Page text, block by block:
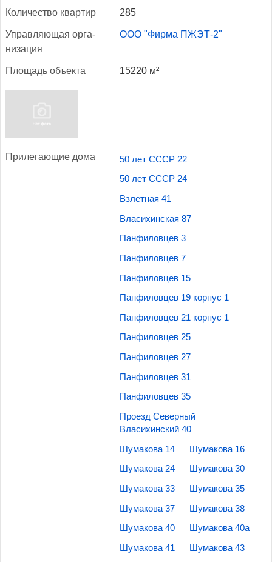
Ко­личес­тво квар­тир 285
Уп­равля­ющая ор­га­
низа­ция
ООО "Фирма ПЖЭТ-2"
Пло­щадь объ­ек­та 15220 м²
При­лега­ющие до­ма 50 лет СССР 22
50 лет СССР 24
Взлетная 41
Власихинская 87
Панфиловцев 3
Панфиловцев 7
Панфиловцев 15
Панфиловцев 19 корпус 1
Панфиловцев 21 корпус 1
Панфиловцев 25
Панфиловцев 27
Панфиловцев 31
Панфиловцев 35
Проезд Северный
Власихинский 40
Шумакова 14 Шумакова 16
Шумакова 24 Шумакова 30
Шумакова 33 Шумакова 35
Шумакова 37 Шумакова 38
Шумакова 40 Шумакова 40а
Шумакова 41 Шумакова 43